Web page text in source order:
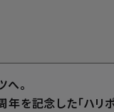
へ。
を記念した「ハリ